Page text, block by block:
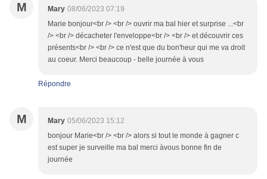
M Mary 08/06/2023 07:19
Marie bonjour<br /> <br /> ouvrir ma bal hier et surprise ...<br
/> <br /> décacheter l'enveloppe<br /> <br /> et découvrir ces
présents<br /> <br /> ce n'est que du bon'heur qui me va droit
au coeur. Merci beaucoup - belle journée à vous
Répondre
M Mary 05/06/2023 15:12
bonjour Marie<br /> <br /> alors si tout le monde à gagner c
est super je surveille ma bal merci àvous bonne fin de
journée